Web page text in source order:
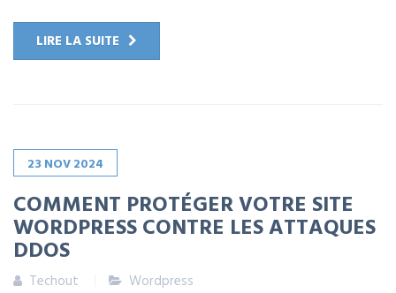
LIRE LA SUITE
23 NOV2024
COMMENT PROTÉGER VOTRE SITE
WORDPRESS CONTRE LES ATTAQUES
DDOS
Techout Wordpress